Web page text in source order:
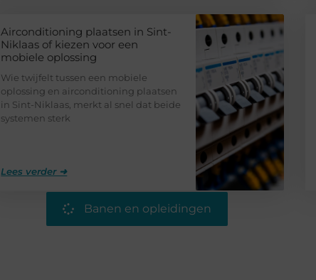
Airconditioning plaatsen in Sint-
Niklaas of kiezen voor een
mobiele oplossing
Wie twijfelt tussen een mobiele
oplossing en airconditioning plaatsen
in Sint-Niklaas, merkt al snel dat beide
systemen sterk
Lees verder ➜
Banen en opleidingen